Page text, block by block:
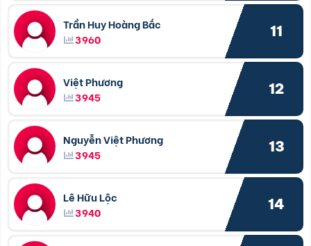
Trần Huy Hoàng Bắc
3960
11
Việt Phương
3945
12
Nguyễn Việt Phương
3945
13
Lê Hữu Lộc
3940
14